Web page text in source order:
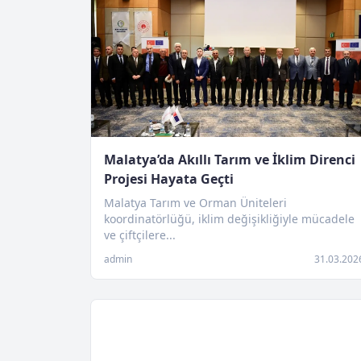
Malatya’da Akıllı Tarım ve İklim Direnci
Projesi Hayata Geçti
Malatya Tarım ve Orman Üniteleri
koordinatörlüğü, iklim değişikliğiyle mücadele
ve çiftçilere...
admin